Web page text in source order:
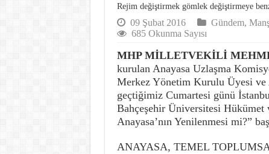
Rejim değiştirmek gömlek değiştirmeye
09 Şubat 2016 Gündem,
685 Okunma Sayısı
MHP MİLLETVEKİLİ
kurulan Anayasa Uzlaşma
Merkez Yönetim Kurulu Üyesi
geçtiğimiz Cumartesi günü
Bahçeşehir Üniversitesi Hükümet
Anayasa’nın Yenilenmesi mi?”
ANAYASA, TEMEL